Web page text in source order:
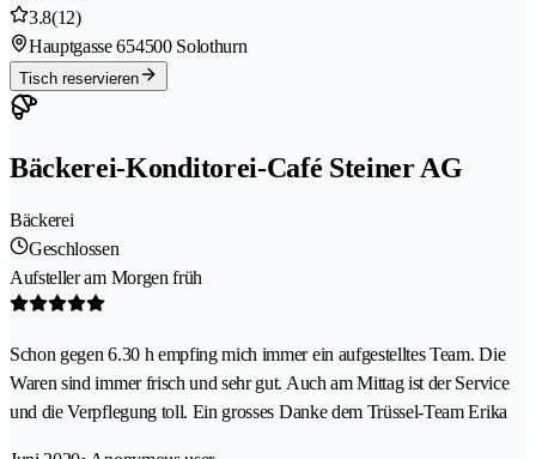
3.8(12)
Hauptgasse 654500 Solothurn
Tisch reservieren
Bäckerei-Konditorei-Café Steiner AG
Bäckerei
Geschlossen
Aufsteller am Morgen früh
Schon gegen 6.30 h empfing mich immer ein aufgestelltes Team. Die
Waren sind immer frisch und sehr gut. Auch am Mittag ist der Service
und die Verpflegung toll. Ein grosses Danke dem Trüssel-Team Erika